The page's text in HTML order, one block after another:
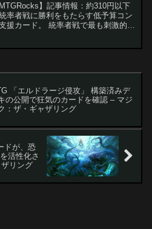
MTGRocks】記事情報：約310円以下
率者戦に勝利をもたらす低予算コン
援カード。 統率者戦で最も刺激的な
「エルドラージ侵攻」 構築済みデ
の公開で狂気のカードを確認 – マジ
：ザ・ギャザリング
ドが、恐
活性化さ
リング